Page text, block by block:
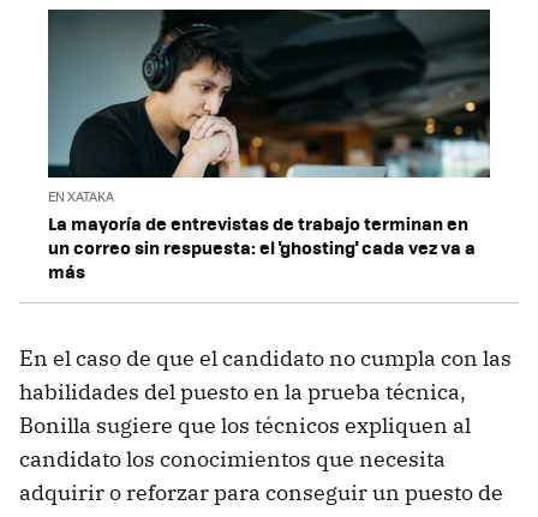
EN XATAKA
La mayoría de entrevistas de trabajo terminan en
un correo sin respuesta: el 'ghosting' cada vez va a
más
En el caso de que el candidato no cumpla con las
habilidades del puesto en la prueba técnica,
Bonilla sugiere que los técnicos expliquen al
candidato los conocimientos que necesita
adquirir o reforzar para conseguir un puesto de